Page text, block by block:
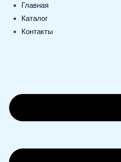
Главная
Каталог
Контакты